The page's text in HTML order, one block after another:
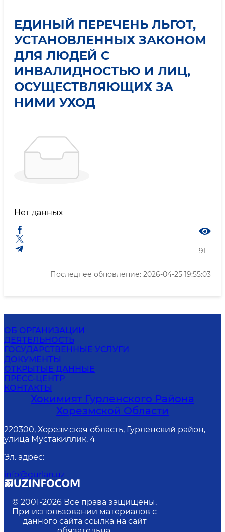
ЕДИНЫЙ ПЕРЕЧЕНЬ ЛЬГОТ,
УСТАНОВЛЕННЫХ ЗАКОНОМ
ДЛЯ ЛЮДЕЙ С
ИНВАЛИДНОСТЬЮ И ЛИЦ,
ОСУЩЕСТВЛЯЮЩИХ ЗА
НИМИ УХОД
Нет данных
91
Последнее обновление: 2026-04-25 19:55:03
ОБ ОРГАНИЗАЦИИ
ДЕЯТЕЛЬНОСТЬ
ГОСУДАРСТВЕННЫЕ УСЛУГИ
ДОКУМЕНТЫ
ОТКРЫТЫЕ ДАННЫЕ
ПРЕСС-ЦЕНТР
КОНТАКТЫ
Хокимият Гурленского Района
Хорезмской Области
220300, Хорезмская область, Гурленский район,
улица Мустакиллик, 4
Эл. адрес:
info@gurlan.uz
© 2001-2026 Все права защищены.
При использовании материалов с
данного сайта ссылка на сайт